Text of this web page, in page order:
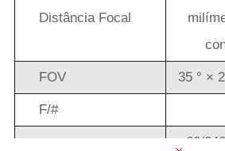
Distância Focal
FOV 35 ° ×
F/#
60/